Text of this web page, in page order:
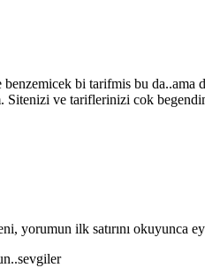
bi tarifmis bu
Sitenizi ve tariflerinizi cok
yorumun ilk satırını okuyunca